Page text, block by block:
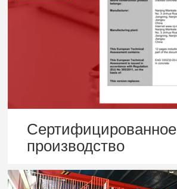
Сертифицированное
производство